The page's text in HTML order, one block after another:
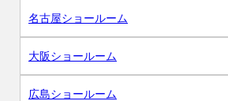
名古屋ショールーム
大阪ショールーム
広島ショールーム